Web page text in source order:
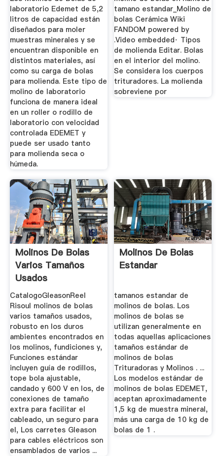
laboratorio Edemet de 5,2
litros de capacidad están
diseñados para moler
muestras minerales y se
encuentran disponible en
distintos materiales, así
como su carga de bolas
para molienda. Este tipo de
molino de laboratorio
funciona de manera ideal
en un roller o rodillo de
laboratorio con velocidad
controlada EDEMET y
puede ser usado tanto
para molienda seca o
húmeda.
tamano estandar_Molino de
bolas Cerámica Wiki
FANDOM powered by
.Video embedded· Tipos
de molienda Editar. Bolas
en el interior del molino.
Se considera los cuerpos
trituradores. La molienda
sobreviene por
Molinos De Bolas
Varios Tamaños
Usados
CatalogoGleasonReel
Risoul molinos de bolas
varios tamaños usados,
robusto en los duros
ambientes encontrados en
los molinos, fundiciones y,
Funciones estándar
incluyen guía de rodillos,
tope bola ajustable,
candado y 600 V en los, de
conexiones de tamaño
extra para facilitar el
cableado, un seguro para
el, Los carretes Gleason
para cables eléctricos son
ensamblados de varios ...
Molinos De Bolas
Estandar
tamanos estandar de
molinos de bolas. Los
molinos de bolas se
utilizan generalmente en
todas aquellas aplicaciones
tamaños estándar de
molinos de bolas
Trituradoras y Molinos . ...
Los modelos estándar de
molinos de bolas EDEMET,
aceptan aproximadamente
1,5 kg de muestra mineral,
más una carga de 10 kg de
bolas de 1 .